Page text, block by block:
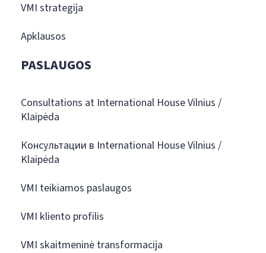
VMI strategija
Apklausos
PASLAUGOS
Consultations at International House Vilnius /
Klaipėda
Консультации в International House Vilnius /
Klaipėda
VMI teikiamos paslaugos
VMI kliento profilis
VMI skaitmeninė transformacija